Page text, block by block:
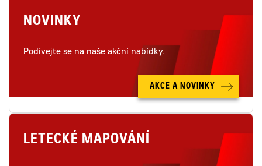
NOVINKY
Podívejte se na naše akční nabídky.
AKCE A NOVINKY
LETECKÉ MAPOVÁNÍ